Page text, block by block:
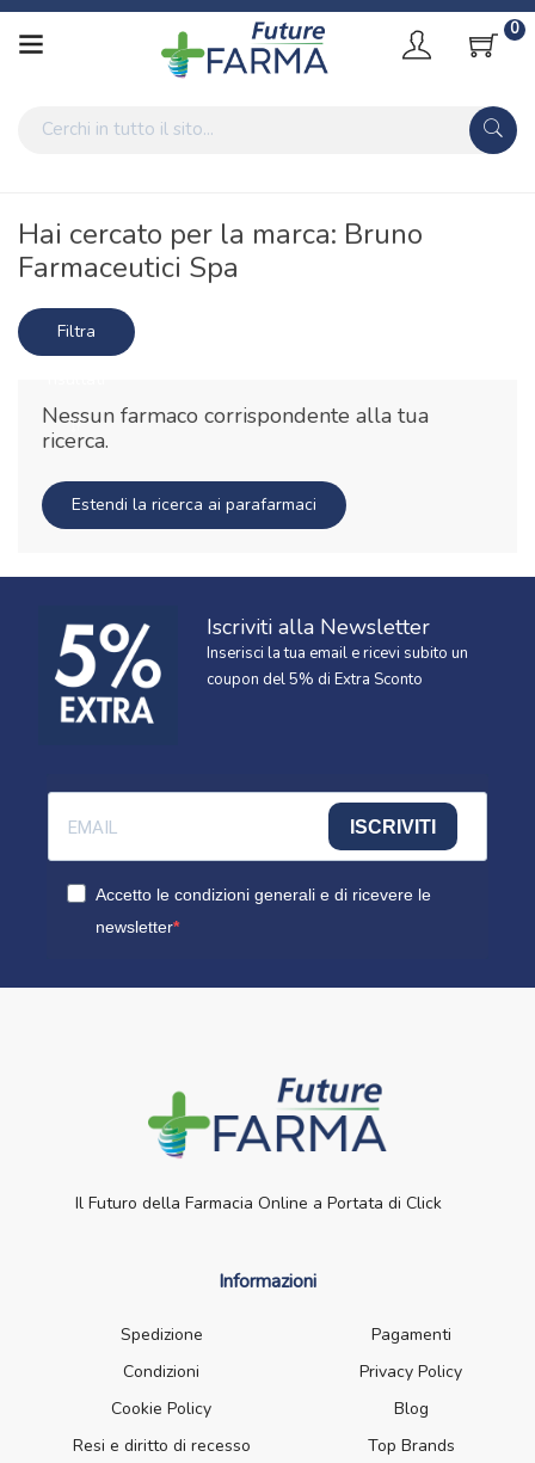
0
Home Marche parafarmaci Bruno Farmaceutici Spa
Hai cercato per la marca: Bruno
Farmaceutici Spa
Filtra
Nessun farmaco corrispondente alla tua
ricerca.
Estendi la ricerca ai parafarmaci
Iscriviti alla Newsletter
Inserisci la tua email e ricevi subito un
coupon del 5% di Extra Sconto
ISCRIVITI
Accetto le condizioni generali e di ricevere le
newsletter
Il Futuro della Farmacia Online a Portata di Click
Informazioni
Spedizione
Pagamenti
Condizioni
Privacy Policy
Cookie Policy
Blog
Resi e diritto di recesso
Top Brands